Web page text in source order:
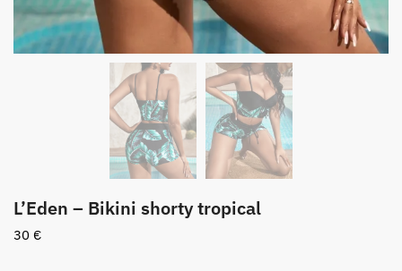
L’Eden – Bikini shorty tropical
30 €